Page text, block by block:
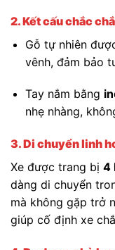
2. Kết cấu chắc
Gỗ tự nhiên
vênh, đảm bảo
Tay nắm bằng
nhẹ nhàng,
3. Di chuyển linh
Xe được trang bị 4
dàng di chuyển
mà không gặp trở
giúp cố định xe